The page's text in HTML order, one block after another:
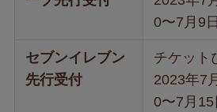
0〜7月9
セブンイレブン
先行受付
チケット
2023年7
0〜7月